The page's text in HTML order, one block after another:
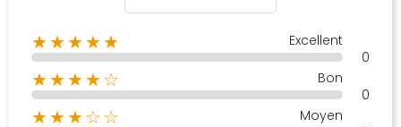
★★★★★
Excellent
0
★★★★☆
Bon
0
★★★☆☆
Moyen